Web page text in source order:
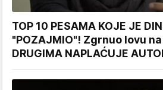
TOP 10 PESAMA KOJE JE
"POZAJMIO"! Zgrnuo lovu
DRUGIMA NAPLAĆUJE